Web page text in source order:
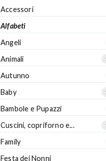
Accessori
Alfabeti
Angeli
Animali
Autunno
Baby
Bambole e Pupazzi
Cuscini, copriforno e...
Family
Festa dei Nonni